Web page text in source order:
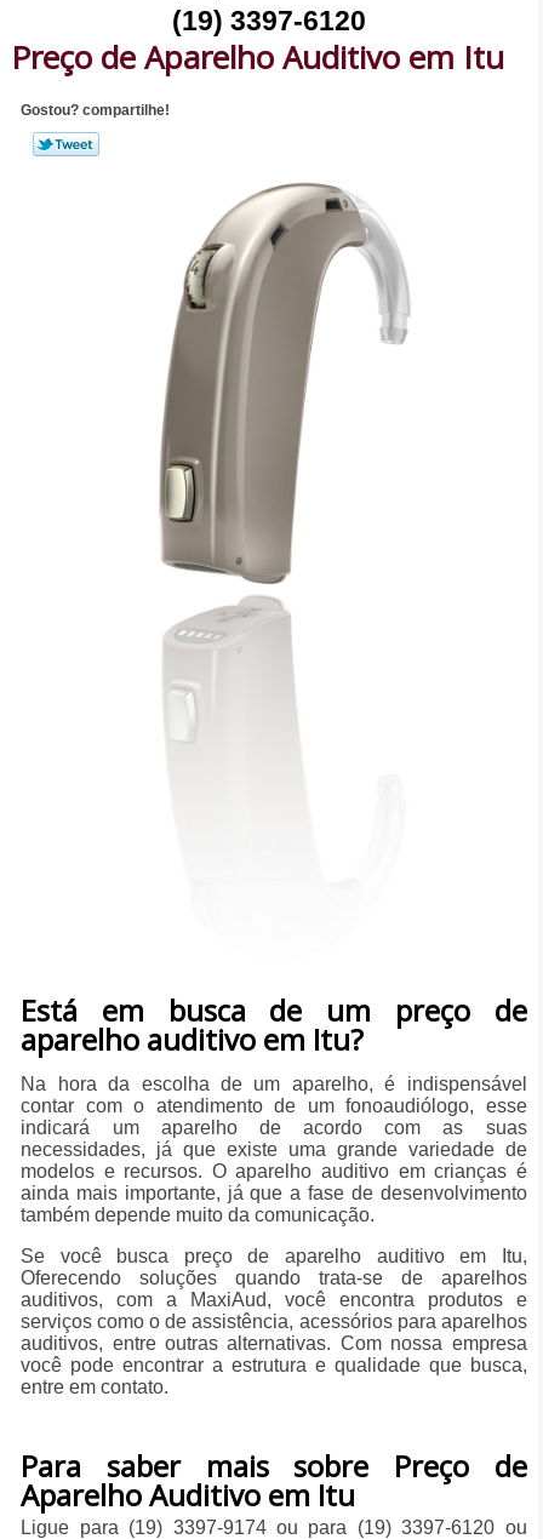
(19) 3397-6120
Preço de Aparelho Auditivo em Itu
Gostou? compartilhe!
Está em busca de um preço de
aparelho auditivo em Itu?
Na hora da escolha de um aparelho, é indispensável
contar com o atendimento de um fonoaudiólogo, esse
indicará um aparelho de acordo com as suas
necessidades, já que existe uma grande variedade de
modelos e recursos. O aparelho auditivo em crianças é
ainda mais importante, já que a fase de desenvolvimento
também depende muito da comunicação.
Se você busca preço de aparelho auditivo em Itu,
Oferecendo soluções quando trata-se de aparelhos
auditivos, com a MaxiAud, você encontra produtos e
serviços como o de assistência, acessórios para aparelhos
auditivos, entre outras alternativas. Com nossa empresa
você pode encontrar a estrutura e qualidade que busca,
entre em contato.
Para saber mais sobre Preço de
Aparelho Auditivo em Itu
Ligue para (19) 3397-9174ou para (19) 3397-6120 ou